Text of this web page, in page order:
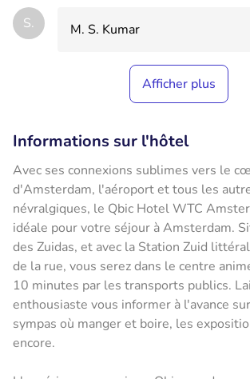
S. M. S. Kumar
Afficher plus
Informations sur l'hôtel
Avec ses connexions sublimes vers le
d'Amsterdam, l'aéroport et tous les
névralgiques, le Qbic Hotel WTC
idéale pour votre séjour à Amsterdam.
des Zuidas, et avec la Station Zuid
de la rue, vous serez dans le centre
10 minutes par les transports publics.
enthousiaste vous informer à l'avance
sympas où manger et boire, les
encore.